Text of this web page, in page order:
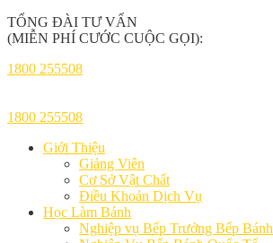
TỔNG ĐÀI TƯ VẤN
(MIỄN PHÍ CƯỚC CUỘC GỌI):
1800 255508
1800 255508
Giới Thiệu
Giảng Viên
Cơ Sở Vật Chất
Điều Khoản Dịch Vụ
Học Làm Bánh
Nghiệp vụ Bếp Trưởng Bếp Bánh